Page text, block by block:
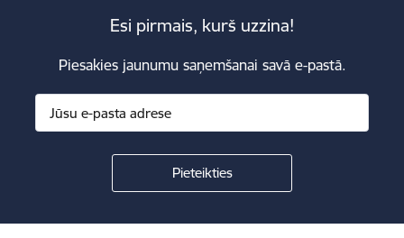
Esi pirmais, kurš uzzina!
Piesakies jaunumu saņemšanai savā e-pastā.